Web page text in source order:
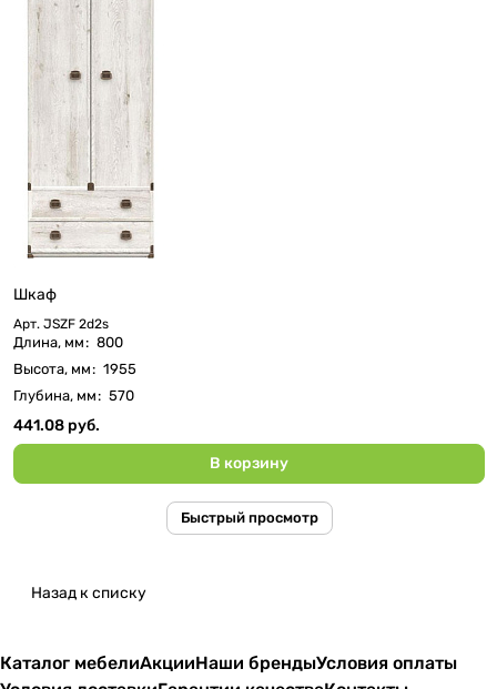
Шкаф
Арт. JSZF 2d2s
Длина, мм: 800
Высота, мм: 1955
Глубина, мм: 570
441.08 руб.
В корзину
Быстрый просмотр
Назад к списку
Каталог мебелиАкцииНаши брендыУсловия оплаты